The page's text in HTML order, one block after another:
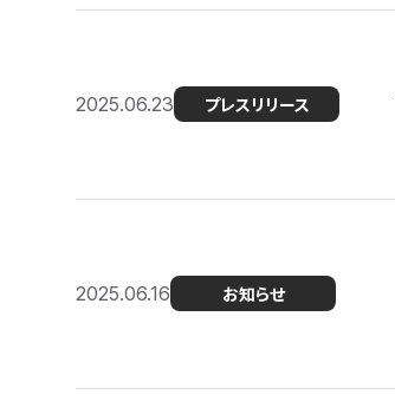
2025.06.23 プレスリリース
2025.06.16 お知らせ